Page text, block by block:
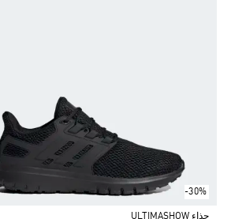
-30%
حذاء ULTIMASHOW